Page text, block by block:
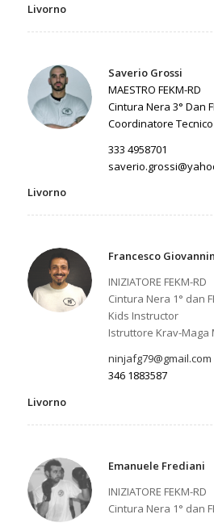
Livorno
Saverio Grossi
MAESTRO FEKM-RD
Cintura Nera 3° Dan
Coordinatore
333 4958701
Livorno
Francesco
INIZIATORE FEKM-RD
Cintura Nera 1° dan
Kids Instructor
Istruttore Krav-Maga
ninjafg79@gmail.com
346 1883587
Livorno
Emanuele Frediani
INIZIATORE FEKM-RD
Cintura Nera 1° dan